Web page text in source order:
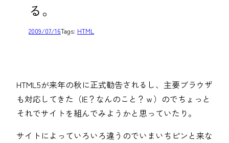
る。
2009/07/16Tags: HTML
HTML5が来年の秋に正式勧告されるし、主要ブラウザ
も対応してきた（IE？なんのこと？ｗ）のでちょっと
それでサイトを組んでみようかと思っていたり。
サイトによっていろいろ違うのでいまいちピンと来な